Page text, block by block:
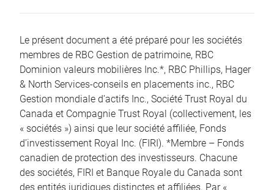
Le présent document a été préparé pour les sociétés
membres de RBC Gestion de patrimoine, RBC
Dominion valeurs mobilières Inc.*, RBC Phillips, Hager
& North Services-conseils en placements inc., RBC
Gestion mondiale d’actifs Inc., Société Trust Royal du
Canada et Compagnie Trust Royal (collectivement, les
« sociétés ») ainsi que leur société affiliée, Fonds
d’investissement Royal Inc. (FIRI). *Membre – Fonds
canadien de protection des investisseurs. Chacune
des sociétés, FIRI et Banque Royale du Canada sont
des entités juridiques distinctes et affiliées. Par «